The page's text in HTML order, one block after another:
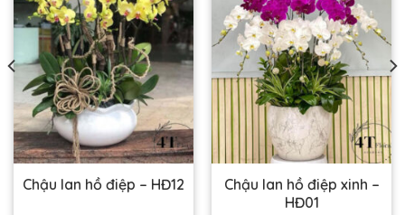
Chậu lan hồ điệp – HĐ12
Chậu lan hồ điệp xinh –
HĐ01